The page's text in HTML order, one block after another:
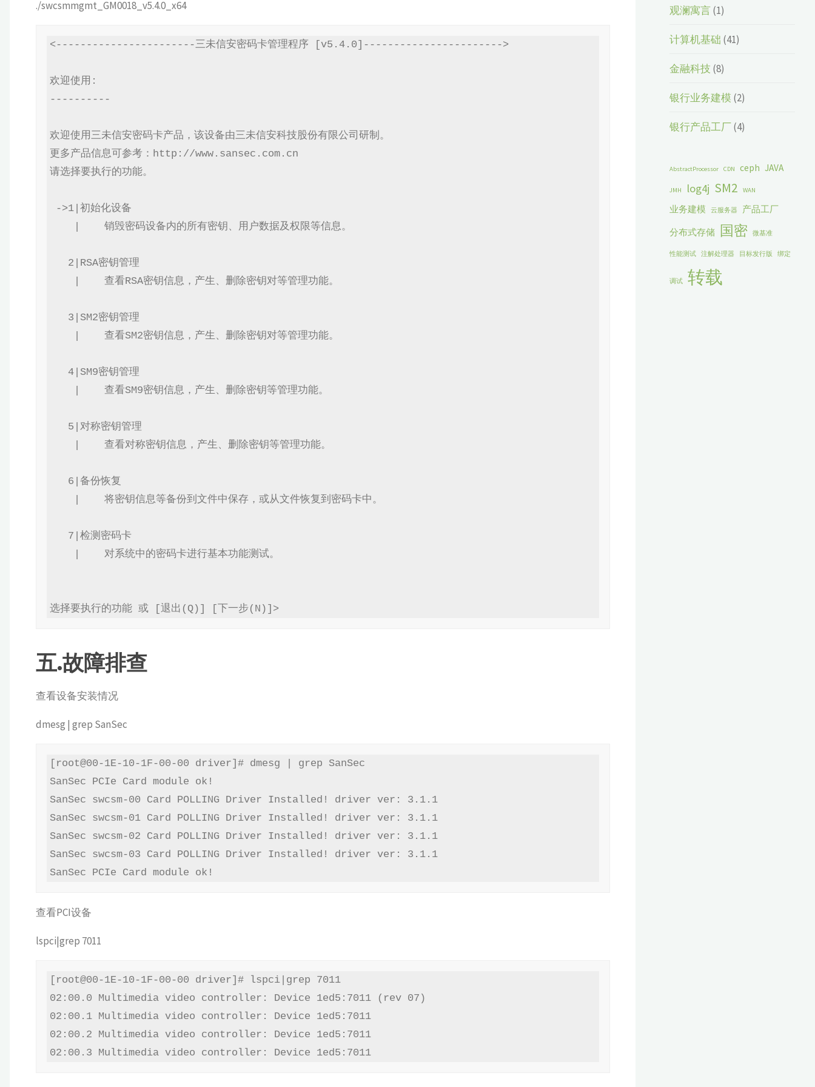
./swcsmmgmt_GM0018_v5.4.0_x64
<-----------------------三未信安密码卡管理程序 [v5.4.0]----------------------->
欢迎使用:
----------
欢迎使用三未信安密码卡产品，该设备由三未信安科技股份有限公司研制。
更多产品信息可参考：http://www.sansec.com.cn
请选择要执行的功能。
选择要执行的功能 或 [退出(Q)] [下一步(N)]>
五.故障排查
查看设备安装情况
dmesg | grep SanSec
[root@00-1E-10-1F-00-00 driver]# dmesg | grep SanSec
SanSec PCIe Card module ok!
SanSec swcsm-00 Card POLLING Driver Installed! driver ver: 3.1.1
SanSec swcsm-01 Card POLLING Driver Installed! driver ver: 3.1.1
SanSec swcsm-02 Card POLLING Driver Installed! driver ver: 3.1.1
SanSec swcsm-03 Card POLLING Driver Installed! driver ver: 3.1.1
SanSec PCIe Card module ok!
查看PCI设备
lspci|grep 7011
[root@00-1E-10-1F-00-00 driver]# lspci|grep 7011
02:00.0 Multimedia video controller: Device 1ed5:7011 (rev 07)
02:00.1 Multimedia video controller: Device 1ed5:7011
02:00.2 Multimedia video controller: Device 1ed5:7011
02:00.3 Multimedia video controller: Device 1ed5:7011
观澜寓言(1)
计算机基础 (41)
金融科技 (8)
银行业务建模 (2)
银行产品工厂(4)
AbstractProcessor CDN ceph JAVA
JMH log4j SM2 WAN
业务建模 云服务器
产品工厂
分布式存储 国密 微基准
性能测试 注解处理器 目标发行版 绑定
调试 转载